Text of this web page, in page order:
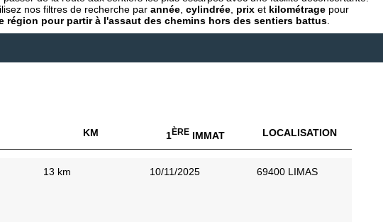
nos filtres de recherche par année cylindrée prix et kilométrage pour
région pour partir à l'assaut des chemins hors des sentiers battus
KM 1ÈREIMMAT LOCALISATION
13 km 10/11/2025 69400 LIMAS